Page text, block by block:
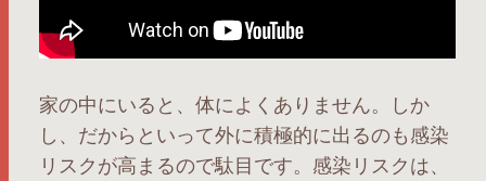
家の中にいると、体によくありません。しか
し、だからといって外に積極的に出るのも感染
リスクが高まるので駄目です。感染リスクは、